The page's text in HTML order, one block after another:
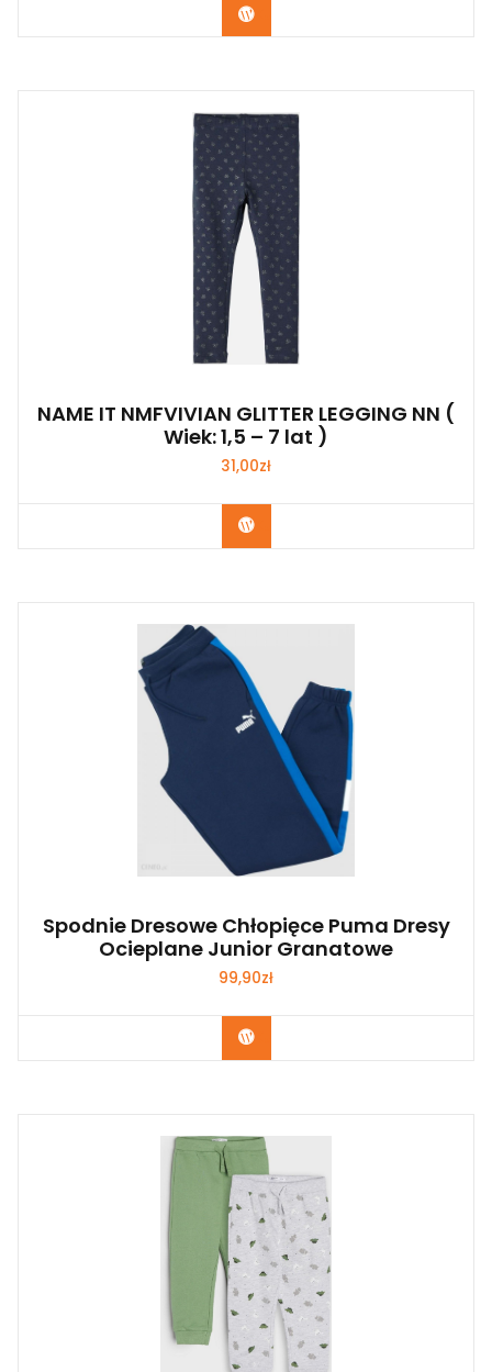
Kup Teraz
NAME IT NMFVIVIAN GLITTER LEGGING NN (
Wiek: 1,5 – 7 lat )
31,00zł
Kup Teraz
Spodnie Dresowe Chłopięce Puma Dresy
Ocieplane Junior Granatowe
99,90zł
Kup Teraz